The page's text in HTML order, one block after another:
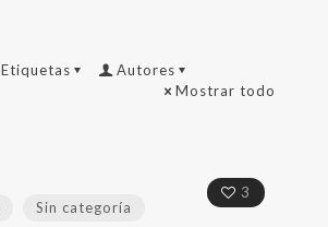
Etiquetas
Autores
Mostrar todo
3
Sin categoría